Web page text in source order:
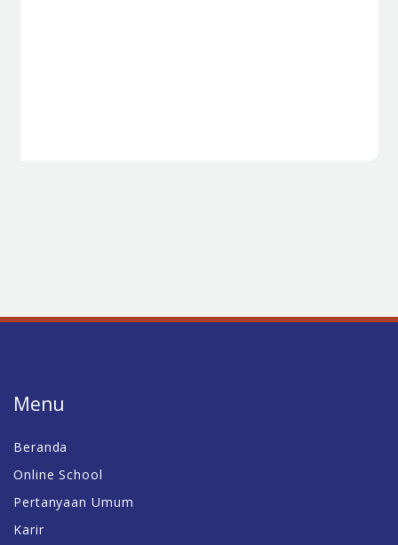
Menu
Beranda
Online School
Pertanyaan Umum
Karir